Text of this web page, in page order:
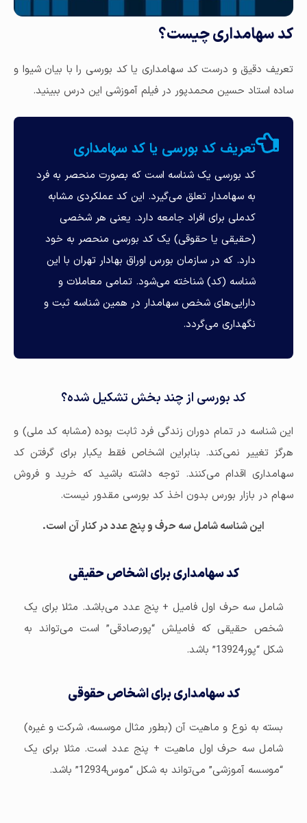
کد سهامداری چیست؟
تعریف دقیق و درست کد سهامداری یا کد بورسی را با بیان شیوا و
ساده استاد حسین محمدپور در فیلم آموزشی این درس ببینید.
تعریف کد بورسی یا کد سهامداری
کد بورسی یک شناسه است که بصورت منحصر به فرد
به سهامدار تعلق می‌گیرد. این کد عملکردی مشابه
کدملی برای افراد جامعه دارد. یعنی هر شخصی
(حقیقی یا حقوقی) یک کد بورسی منحصر به خود
دارد. که در سازمان بورس اوراق بهادار تهران با این
شناسه (کد) شناخته می‌شود. تمامی معاملات و
دارایی‌های شخص سهامدار در همین شناسه ثبت و
نگهداری می‌گردد.
کد بورسی از چند بخش تشکیل شده؟
این شناسه در تمام دوران زندگی فرد ثابت بوده (مشابه کد ملی) و
هرگز تغییر نمی‌کند. بنابراین اشخاص فقط یکبار برای گرفتن کد
سهامداری اقدام می‌کنند. توجه داشته باشید که خرید و فروش
سهام در بازار بورس بدون اخذ کد بورسی مقدور نیست.
این شناسه شامل سه حرف و پنج عدد در کنار آن است.
کد سهامداری برای اشخاص حقیقی
شامل سه حرف اول فامیل + پنج عدد می‌باشد. مثلا برای یک
شخص حقیقی که فامیلش “پورصادقی” است می‌تواند به
شکل “پور13924” باشد.
کد سهامداری برای اشخاص حقوقی
بسته به نوع و ماهیت آن (بطور مثال موسسه، شرکت و غیره)
شامل سه حرف اول ماهیت + پنج عدد است. مثلا برای یک
“موسسه آموزشی” می‌تواند به شکل “موس12934” باشد.